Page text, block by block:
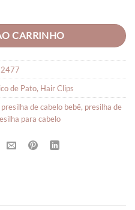
quantidade
CARRINHO
2477
de Pato, Hair Clips
presilha de cabelo bebê, presilha de
para cabelo